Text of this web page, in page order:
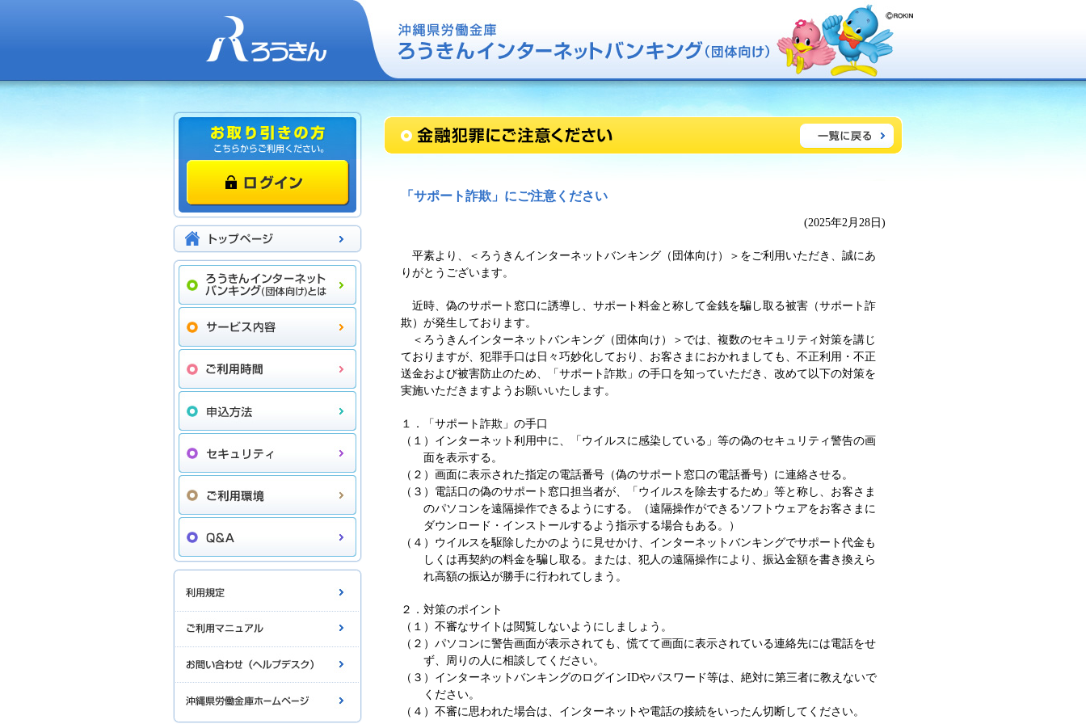
「サポート詐欺」にご注意ください
(2025年2月28日)
平素より、＜ろうきんインターネットバンキング（団体向け）＞をご利用いただき、誠にあ
りがとうございます。
近時、偽のサポート窓口に誘導し、サポート料金と称して金銭を騙し取る被害（サポート詐
欺）が発生しております。
＜ろうきんインターネットバンキング（団体向け）＞では、複数のセキュリティ対策を講じ
ておりますが、犯罪手口は日々巧妙化しており、お客さまにおかれましても、不正利用・不正
送金および被害防止のため、「サポート詐欺」の手口を知っていただき、改めて以下の対策を
実施いただきますようお願いいたします。
１．「サポート詐欺」の手口
（１）インターネット利用中に、「ウイルスに感染している」等の偽のセキュリティ警告の画
面を表示する。
（２）画面に表示された指定の電話番号（偽のサポート窓口の電話番号）に連絡させる。
（３）電話口の偽のサポート窓口担当者が、「ウイルスを除去するため」等と称し、お客さま
のパソコンを遠隔操作できるようにする。（遠隔操作ができるソフトウェアをお客さまに
ダウンロード・インストールするよう指示する場合もある。）
（４）ウイルスを駆除したかのように見せかけ、インターネットバンキングでサポート代金も
しくは再契約の料金を騙し取る。または、犯人の遠隔操作により、振込金額を書き換えら
れ高額の振込が勝手に行われてしまう。
２．対策のポイント
（１）不審なサイトは閲覧しないようにしましょう。
（２）パソコンに警告画面が表示されても、慌てて画面に表示されている連絡先には電話をせ
ず、周りの人に相談してください。
（３）インターネットバンキングのログインIDやパスワード等は、絶対に第三者に教えないで
ください。
（４）不審に思われた場合は、インターネットや電話の接続をいったん切断してください。